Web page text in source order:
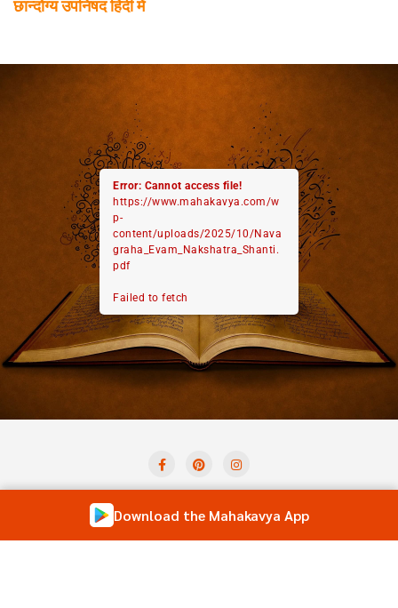
छान्दोग्य उपनिषद हिंदी में
Error: Cannot access file!
https://www.mahakavya.com/w
p-
content/uploads/2025/10/Nava
graha_Evam_Nakshatra_Shanti.
pdf
Failed to fetch
Privacy Policy
Shloka of the Day
Forum
Download the Mahakavya App